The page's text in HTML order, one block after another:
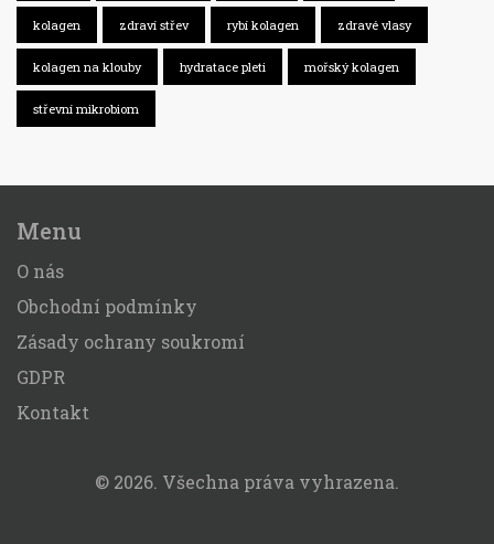
kolagen zdraví střev rybí kolagen zdravé vlasy
kolagen na klouby hydratace pleti mořský kolagen
střevní mikrobiom
Menu
O nás
Obchodní podmínky
Zásady ochrany soukromí
GDPR
Kontakt
© 2026. Všechna práva vyhrazena.